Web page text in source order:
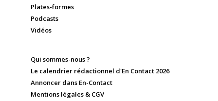
Plates-formes
Podcasts
Vidéos
Qui sommes-nous ?
Le calendrier rédactionnel d'En Contact 2026
Annoncer dans En-Contact
Mentions légales & CGV